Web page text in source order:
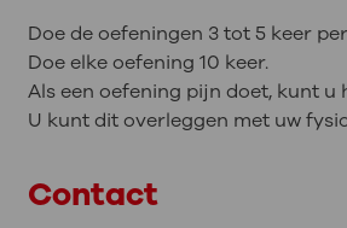
Doe de oefeningen 3 tot 5 keer
Doe elke oefening 10 keer.
Als een oefening pijn doet, kunt u
U kunt dit overleggen met uw
Contact